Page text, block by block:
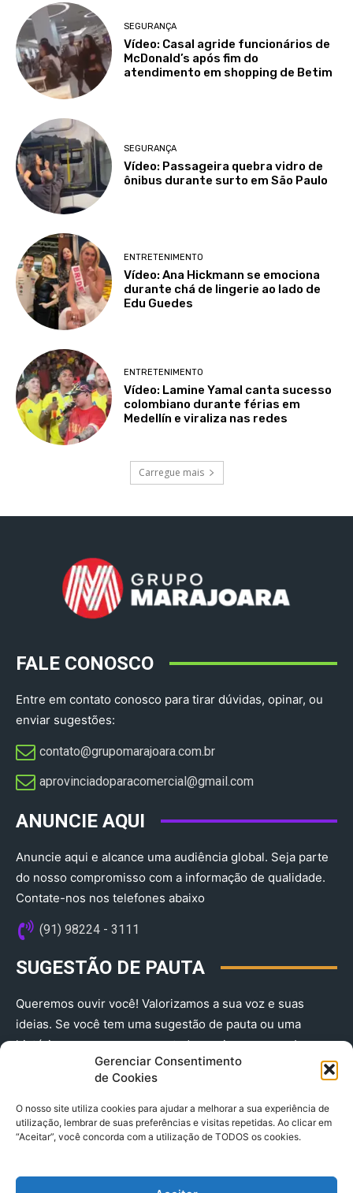
Gerenciar Consentimento
de Cookies
O nosso site utiliza cookies para ajudar a melhorar a sua experiência de
utilização, lembrar de suas preferências e visitas repetidas. Ao clicar em
“Aceitar”, você concorda com a utilização de TODOS os cookies.
SEGURANÇA
Vídeo: Casal agride funcionários de
McDonald’s após fim do
atendimento em shopping de Betim
SEGURANÇA
Vídeo: Passageira quebra vidro de
ônibus durante surto em São Paulo
ENTRETENIMENTO
Vídeo: Ana Hickmann se emociona
durante chá de lingerie ao lado de
Edu Guedes
ENTRETENIMENTO
Vídeo: Lamine Yamal canta sucesso
colombiano durante férias em
Medellín e viraliza nas redes
Carregue mais
FALE CONOSCO
Entre em contato conosco para tirar dúvidas, opinar, ou
enviar sugestões:
contato@grupomarajoara.com.br
aprovinciadoparacomercial@gmail.com​
ANUNCIE AQUI
Anuncie aqui e alcance uma audiência global. Seja parte
do nosso compromisso com a informação de qualidade.
Contate-nos nos telefones abaixo
(91) 98224 - 3111
SUGESTÃO DE PAUTA
Queremos ouvir você! Valorizamos a sua voz e suas
ideias. Se você tem uma sugestão de pauta ou uma
história que merece ser contada, envie-nos agora!
(91) 98224 - 3111